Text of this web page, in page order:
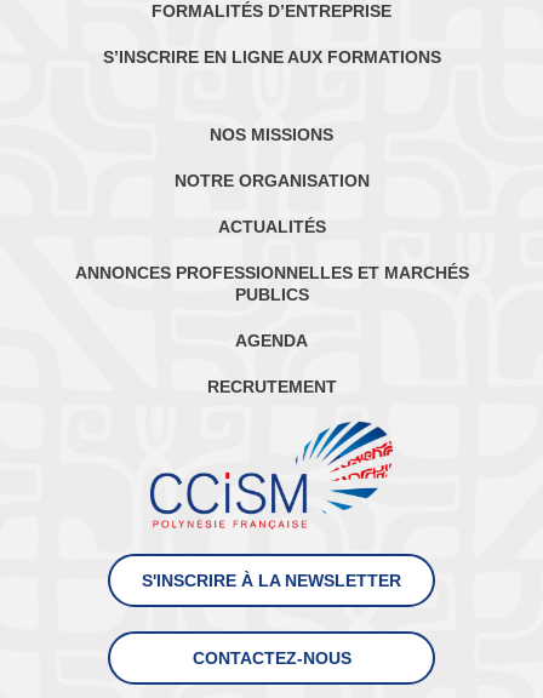
FORMALITÉS D’ENTREPRISE
S’INSCRIRE EN LIGNE AUX FORMATIONS
NOS MISSIONS
NOTRE ORGANISATION
ACTUALITÉS
ANNONCES PROFESSIONNELLES ET MARCHÉS
PUBLICS
AGENDA
RECRUTEMENT
S'INSCRIRE À LA NEWSLETTER
CONTACTEZ-NOUS